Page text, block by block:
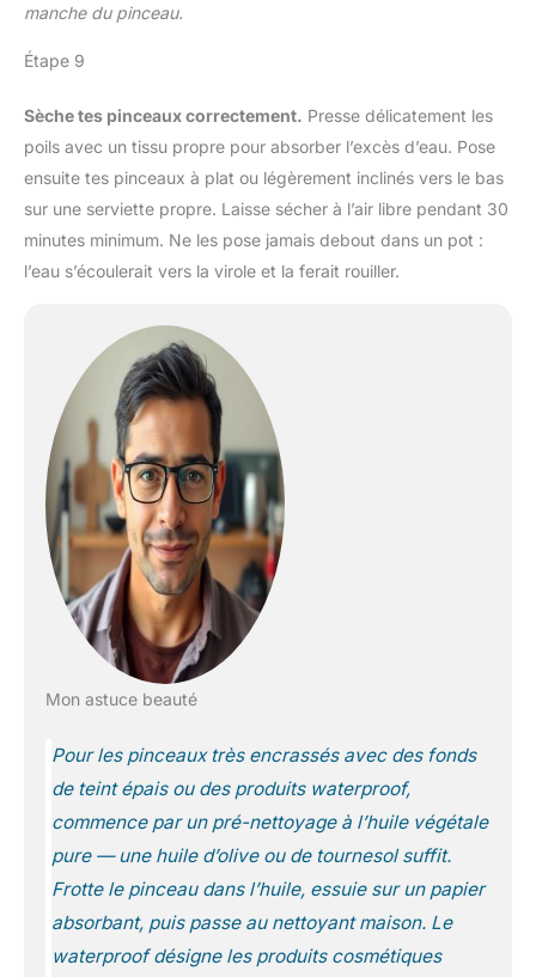
manche du pinceau.
Étape 9
Sèche tes pinceaux correctement. Presse délicatement les
poils avec un tissu propre pour absorber l’excès d’eau. Pose
ensuite tes pinceaux à plat ou légèrement inclinés vers le bas
sur une serviette propre. Laisse sécher à l’air libre pendant 30
minutes minimum. Ne les pose jamais debout dans un pot :
l’eau s’écoulerait vers la virole et la ferait rouiller.
Mon astuce beauté
Pour les pinceaux très encrassés avec des fonds
de teint épais ou des produits waterproof,
commence par un pré-nettoyage à l’huile végétale
pure — une huile d’olive ou de tournesol suffit.
Frotte le pinceau dans l’huile, essuie sur un papier
absorbant, puis passe au nettoyant maison. Le
waterproof désigne les produits cosmétiques